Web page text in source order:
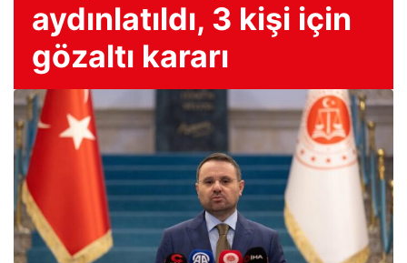
aydınlatıldı, 3 kişi için
gözaltı kararı